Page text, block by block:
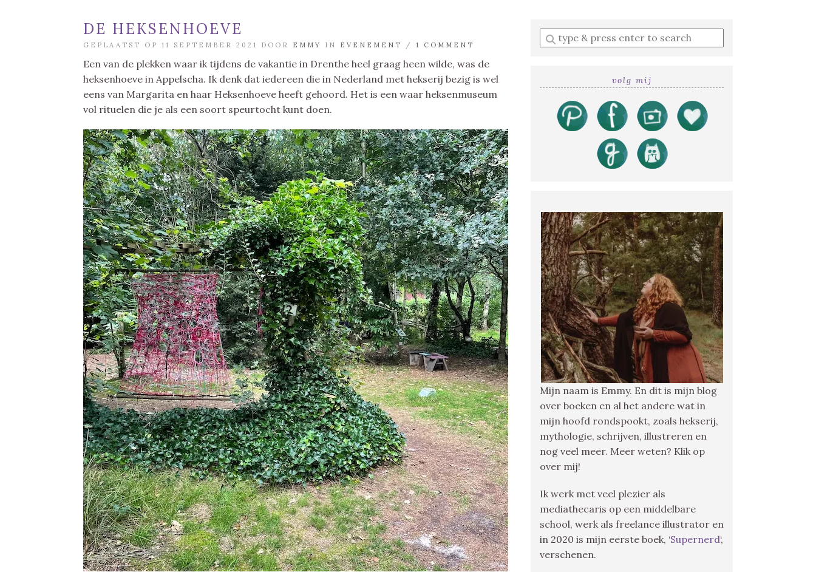
DE HEKSENHOEVE
GEPLAATST OP 11 SEPTEMBER 2021 DOOR EMMY IN EVENEMENT / 1 COMMENT
Een van de plekken waar ik tijdens de vakantie in Drenthe heel graag heen wilde, was de
heksenhoeve in Appelscha. Ik denk dat iedereen die in Nederland met hekserij bezig is wel
eens van Margarita en haar Heksenhoeve heeft gehoord. Het is een waar heksenmuseum
vol rituelen die je als een soort speurtocht kunt doen.
Enter
a
volg mij
Mijn naam is Emmy. En dit is mijn blog
over boeken en al het andere wat in
mijn hoofd rondspookt, zoals hekserij,
mythologie, schrijven, illustreren en
nog veel meer. Meer weten? Klik op
over mij!
Ik werk met veel plezier als
mediathecaris op een middelbare
school, werk als freelance illustrator en
in 2020 is mijn eerste boek, ‘Supernerd‘,
verschenen.